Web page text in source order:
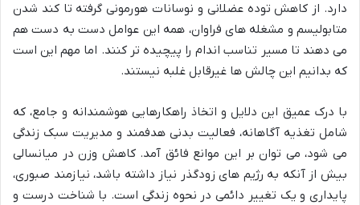
دارد. از کاهش توده عضلانی و نوسانات هورمونی گرفته تا کند شدن
متابولیسم و مشغله های فراوان، همه این عوامل دست به دست هم
می دهند تا مسیر تناسب اندام را پیچیده تر کنند. اما مهم این است
که بدانیم این چالش ها غیرقابل غلبه نیستند.
با درک عمیق این دلایل و اتخاذ راهکارهایی هوشمندانه و جامع، که
شامل تغذیه آگاهانه، فعالیت بدنی هدفمند و مدیریت سبک زندگی
می شود، می توان بر این موانع فائق آمد. کاهش وزن در میانسالی
بیش از آنکه به رژیم های زودگذر نیاز داشته باشد، نیازمند صبوری،
پایداری و یک تغییر دائمی در نحوه زندگی است. با شناخت درست و